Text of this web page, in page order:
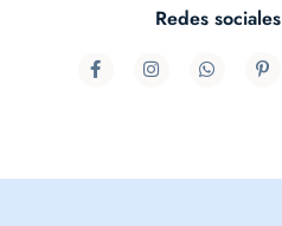
Redes sociales